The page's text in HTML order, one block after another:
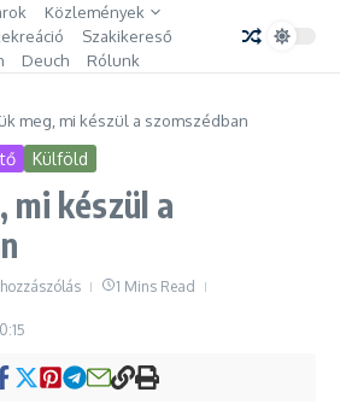
Közlemények
Szakikereső
Deuch Rólunk
meg, mi készül a szomszédban
Külföld
mi készül a
1 Mins Read